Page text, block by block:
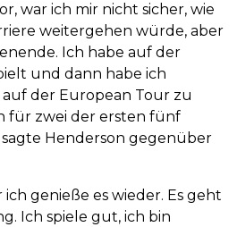
war ich mir nicht sicher, wie
weitergehen würde, aber
Ich habe auf der
und dann habe ich
der European Tour zu
für zwei der ersten fünf
Henderson gegenüber
ich genieße es wieder. Es geht
Ich spiele gut, ich bin